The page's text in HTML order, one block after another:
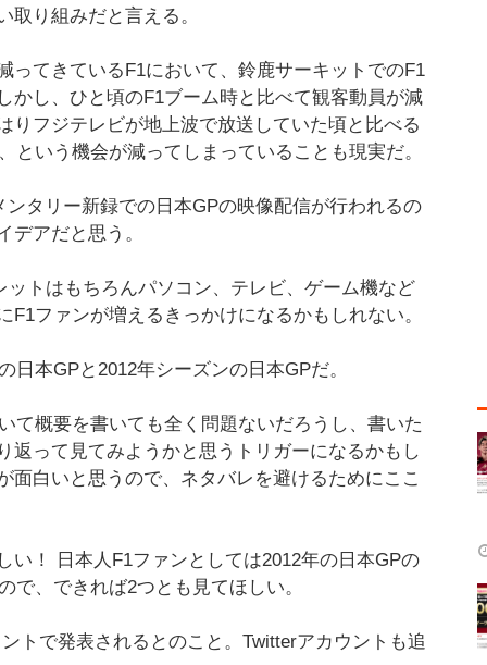
り組みだと言える。
ってきているF1において、鈴鹿サーキットでのF1
かし、ひと頃のF1ブーム時と比べて観客動員が減
フジテレビが地上波で放送していた頃と比べる
いう機会が減ってしまっていることも現実だ。
タリー新録での日本GPの映像配信が行われるの
デアだと思う。
トはもちろんパソコン、テレビ、ゲーム機など
ファンが増えるきっかけになるかもしれない。
本GPと2012年シーズンの日本GPだ。
て概要を書いても全く問題ないだろうし、書いた
って見てみようかと思うトリガーになるかもし
白いと思うので、ネタバレを避けるためにここ
！ 日本人F1ファンとしては2012年の日本GPの
で、できれば2つとも見てほしい。
トで発表されるとのこと。Twitterアカウントも追